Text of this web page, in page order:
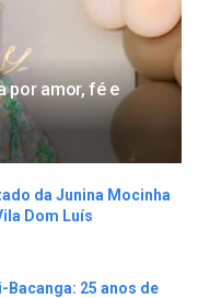
por amor, fé e
da Junina Mocinha
Dom Luís
25 anos de